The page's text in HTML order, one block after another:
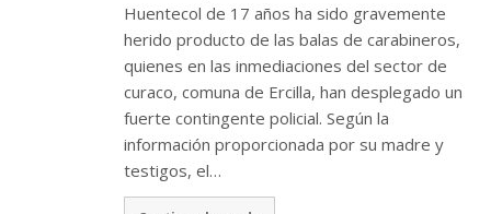
Huentecol de 17 años ha sido gravemente
herido producto de las balas de carabineros,
quienes en las inmediaciones del sector de
curaco, comuna de Ercilla, han desplegado un
fuerte contingente policial. Según la
información proporcionada por su madre y
testigos, el…